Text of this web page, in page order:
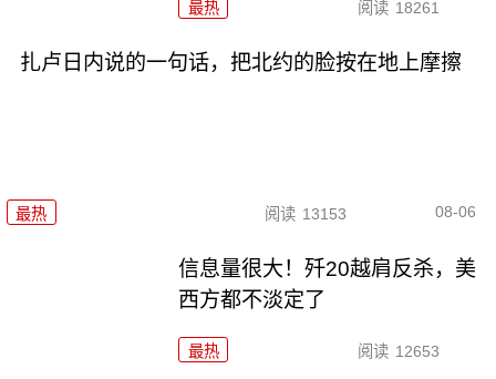
最热 阅读 18261
扎卢日内说的一句话，把北约的脸按在地上摩擦
最热 阅读 13153 08-06
信息量很大！歼20越肩反杀，美
西方都不淡定了
最热 阅读 12653